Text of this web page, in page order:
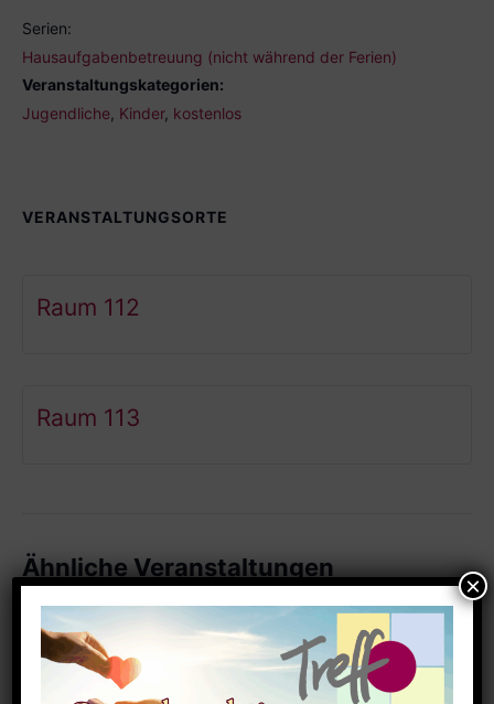
Serien:
Hausaufgabenbetreuung (nicht während der Ferien)
Veranstaltungskategorien:
Jugendliche Kinder, kostenlos
VERANSTALTUNGSORTE
Raum 112
Raum 113
Ähnliche Veranstaltungen